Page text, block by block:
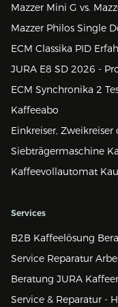
Mazzer Mini G vs.
Mazzer Philos Single
ECM Classika PID
JURA E8 SD 2026 -
ECM Synchronika 2
Kaffeeabo
Einkreiser,
Siebträgermaschine
Kaffeevollautomat
Services
B2B Kaffeelösung
Service Reparatur
Beratung JURA
Service & Reparatur -